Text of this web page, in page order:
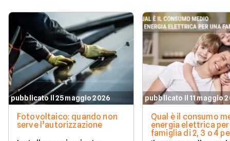
pubblicato il 25 maggio 2026
Fotovoltaico: quando non
serve l’autorizzazione
pubblicato il 11 maggio
Qual è il consumo
energia elettrica per
famiglia di 2, 3 o 4